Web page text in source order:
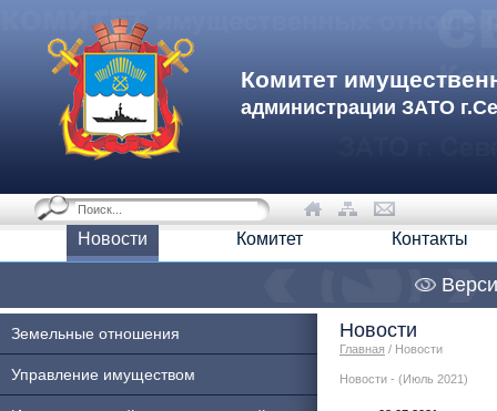
Комитет
администрации ЗАТО
Новости Комитет Контакты
Земельные отношения
Управление имуществом
Новости
Главная / Новости
Новости - (Июль 2021)